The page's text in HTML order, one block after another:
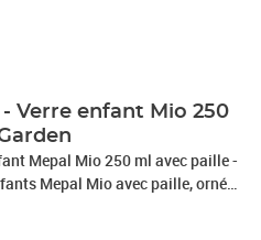
- Verre enfant Mio 250
Mepal Mio 250 ml avec paille -
Mepal Mio avec paille, orné
de 250 ml, est idéal pour